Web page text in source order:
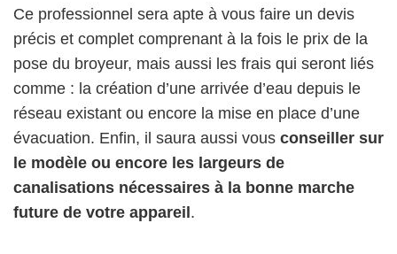
Ce professionnel sera apte à vous faire un devis
précis et complet comprenant à la fois le prix de la
pose du broyeur, mais aussi les frais qui seront liés
comme : la création d’une arrivée d’eau depuis le
réseau existant ou encore la mise en place d’une
évacuation. Enfin, il saura aussi vous conseiller sur
le modèle ou encore les largeurs de
canalisations nécessaires à la bonne marche
future de votre appareil .